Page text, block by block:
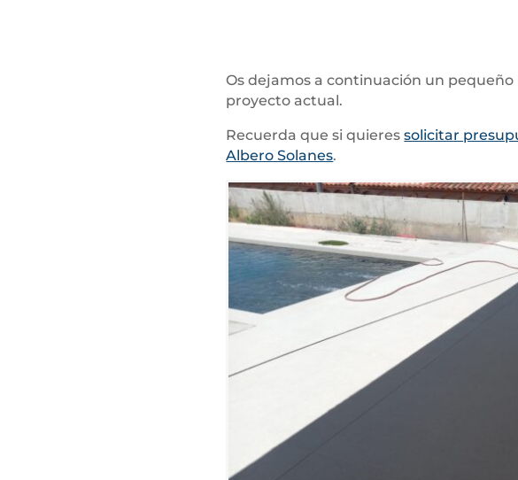
Os dejamos a continuación un
proyecto actual.
Recuerda que si quieressolicitar
Albero Solanes.